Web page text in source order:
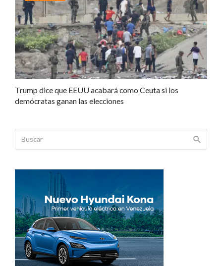
Trump dice que EEUU acabará como Ceuta si los
demócratas ganan las elecciones